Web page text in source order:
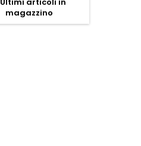
magazzino